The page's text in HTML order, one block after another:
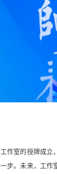
作室的授牌成
步。未来，工